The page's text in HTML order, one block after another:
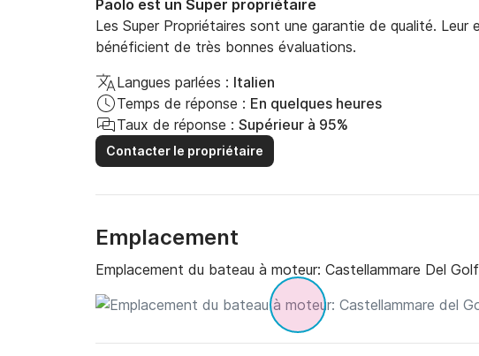
Paolo est un Super propriétaire
Les Super Propriétaires sont une garantie de qualité.
bénéficient de très bonnes évaluations.
Langues parlées : Italien
Temps de réponse : En quelques heures
Taux de réponse : Supérieur à 95%
Contacter le propriétaire
Emplacement
Emplacement du bateau à moteur: Castellammare Del